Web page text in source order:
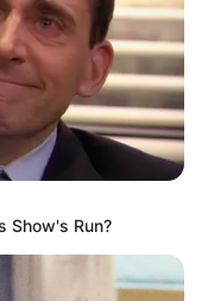
Show's Run?